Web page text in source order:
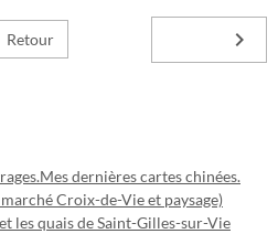
Retour
Mes dernières cartes chinées.
Croix-de-Vie et paysage)
les quais de Saint-Gilles-sur-Vie